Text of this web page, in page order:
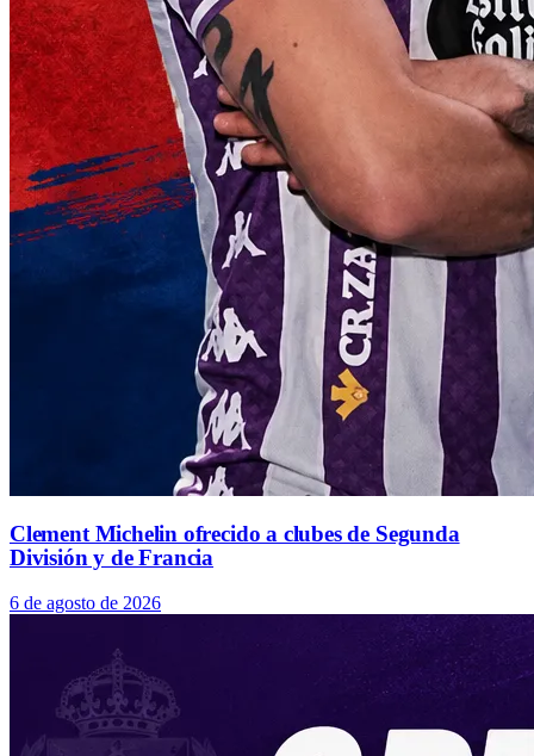
Clement Michelin ofrecido a clubes de Segunda
División y de Francia
6 de agosto de 2026